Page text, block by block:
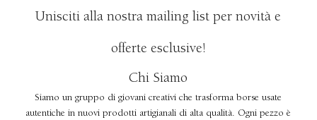
Unisciti alla nostra mailing list per novità e
offerte esclusive!
Chi Siamo
Siamo un gruppo di giovani creativi che trasforma borse usate
autentiche in nuovi prodotti artigianali di alta qualità. Ogni pezzo è